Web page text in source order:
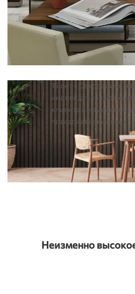
15 лет «Декорация»
индивидуальные
клиента и изменяет к
повседневную жизнь
Неизменно